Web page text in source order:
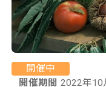
開催中
開催期間 2022年10